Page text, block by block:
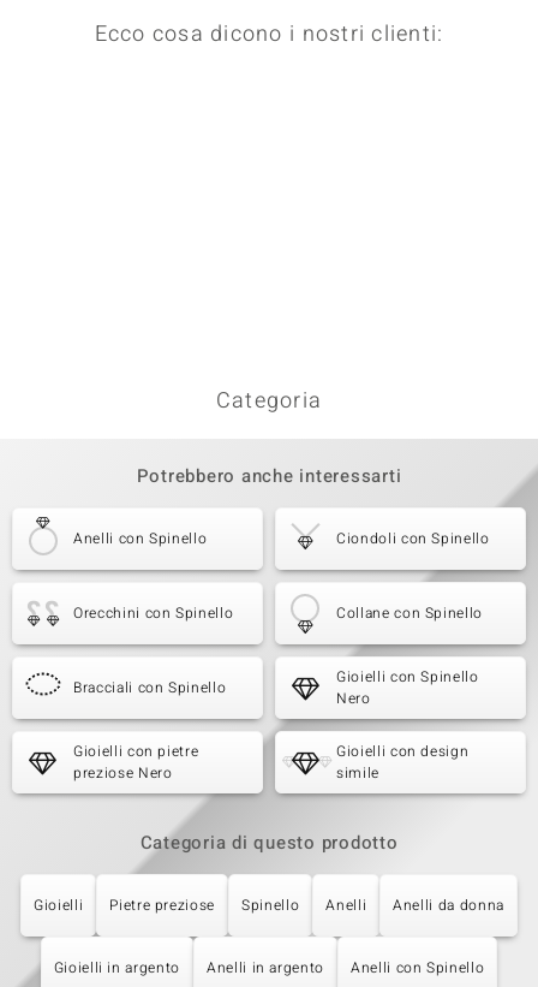
Cambogia
Ecco cosa dicono i nostri clienti:
Categoria
Potrebbero anche interessarti
Anelli con Spinello Ciondoli con Spinello
Orecchini con Spinello Collane con Spinello
Bracciali con Spinello
Gioielli con Spinello
Nero
Gioielli con pietre
preziose Nero
Gioielli con design
simile
Categoria di questo prodotto
Gioielli Pietre preziose Spinello Anelli Anelli da donna
Gioielli in argento Anelli in argento Anelli con Spinello